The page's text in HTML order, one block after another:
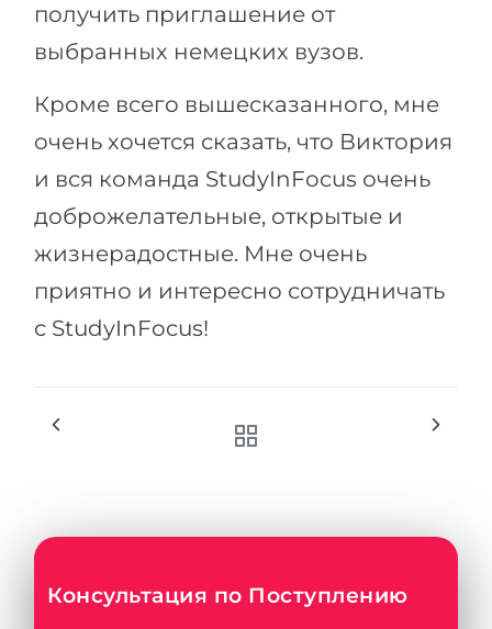
получить приглашение от
выбранных немецких вузов.
Кроме всего вышесказанного, мне
очень хочется сказать, что Виктория
и вся команда StudyInFocus очень
доброжелательные, открытые и
жизнерадостные. Мне очень
приятно и интересно сотрудничать
с StudyInFocus!
Консультация по Поступлению